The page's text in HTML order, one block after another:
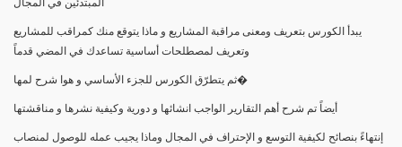
يبدأ الكورس بتعريف ومعنى مراقبة المشاريع و ماذا يتوقع منك كمراقب للمشاريع
وتعريف لمصطلحات أساسية تساعدك في المضي قدماً
ثم يتطرّق الكورس للجزء الأساسي و هوا شرح لمها�
أيضاً تم شرح أهم التقارير الواجب انشائها و دورية وكيفية نشرها و مناقشتها
إنتهاءً بنصائح لكيفية التوسع و الإحتراف في المجال وماذا يجيب عمله للوصول لمنصاب